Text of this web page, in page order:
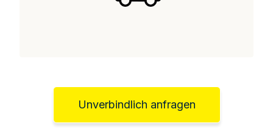
Unverbindlich anfragen